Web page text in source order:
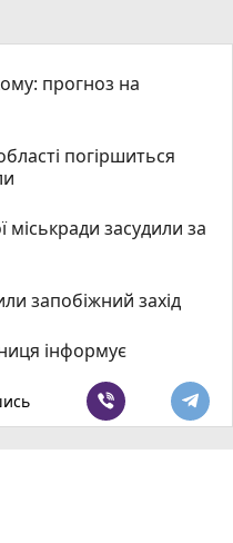
прогноз на
погіршиться
міськради засудили за
запобіжний захід
інформує